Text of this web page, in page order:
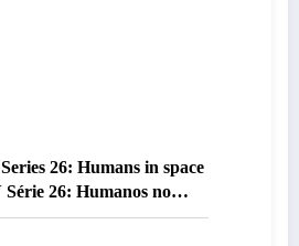
26: Humans in space
26: Humanos no